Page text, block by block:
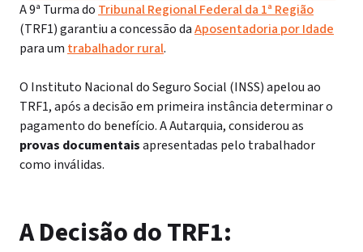
A 9ª Turma do Tribunal Regional Federal da 1ª Região
(TRF1) garantiu a concessão daAposentadoria por Idade
para um trabalhador rural.
O Instituto Nacional do Seguro Social (INSS) apelou ao
TRF1, após a decisão em primeira instância determinar o
pagamento do benefício. A Autarquia, considerou as
provas documentaisapresentadas pelo trabalhador
como inválidas.
A Decisão do TRF1: